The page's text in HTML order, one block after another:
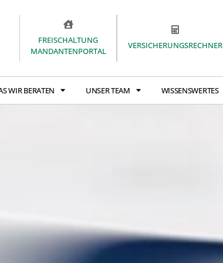
FREISCHALTUNG
MANDANTENPORTAL
VERSICHERUNGSRECHNER
WIR BERATEN UNSER TEAM WISSENSWERTES